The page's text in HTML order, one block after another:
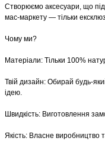
​Створюємо аксесуари, що
мас-маркету — тільки
​Чому ми?
​Матеріали: Тільки 100%
​Твій дизайн: Обирай будь-
ідею.
​Швидкість: Виготовлення
​Якість: Власне виробництво